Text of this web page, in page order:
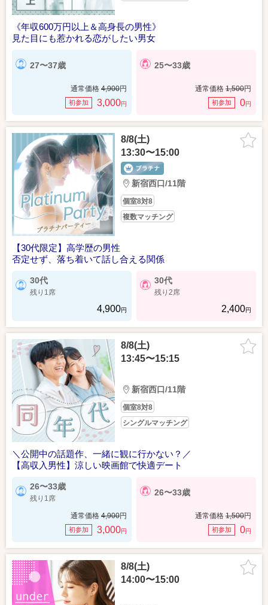
《年収600万円以上＆高身長の男性》
見た目にも惹かれる恋がしたい男女
27〜37歳
通常価格 4,900円
初参加 3,000円
25〜33歳
通常価格 1,500円
初参加 0円
8/8(土)
13:30〜15:00
新宿西口/11階
個室8対8
複数マッチング
【30代限定】高学歴の男性
否定せず、落ち着いて話し合える関係
30代
残り1席
4,900円
30代
残り2席
2,400円
8/8(土)
13:45〜15:15
新宿西口/11階
個室8対8
シングルマッチング
＼公開中の話題作、一緒に観に行かない？／
【高収入男性】涼しい映画館で快適デート
26〜33歳
残り1席
通常価格 4,900円
初参加 3,000円
26〜33歳
通常価格 1,500円
初参加 0円
8/8(土)
14:00〜15:00